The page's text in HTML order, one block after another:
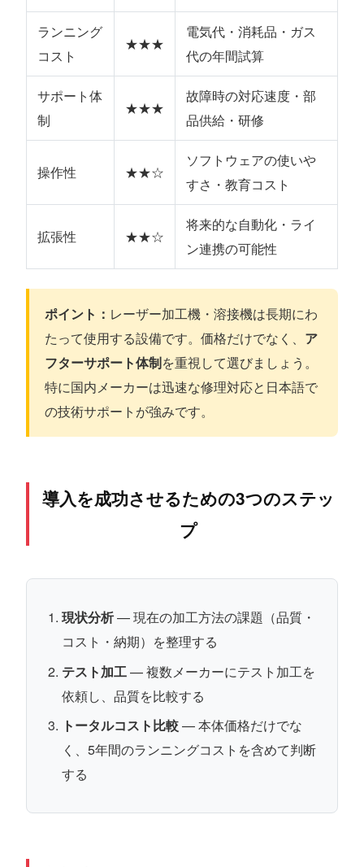
ランニング
コスト
★★★
電気代・消耗品・ガス
代の年間試算
サポート体
制
★★★
故障時の対応速度・部
品供給・研修
操作性 ★★☆
ソフトウェアの使いや
すさ・教育コスト
拡張性 ★★☆
将来的な自動化・ライ
ン連携の可能性
ポイント： レーザー加工機・溶接機は長期にわ
たって使用する設備です。価格だけでなく、 ア
フターサポート体制を重視して選びましょう。
特に国内メーカーは迅速な修理対応と日本語で
の技術サポートが強みです。
導入を成功させるための3つのステッ
プ
現状分析— 現在の加工方法の課題（品質・
コスト・納期）を整理する
テスト加工— 複数メーカーにテスト加工を
依頼し、品質を比較する
トータルコスト比較— 本体価格だけでな
く、5年間のランニングコストを含めて判断
する